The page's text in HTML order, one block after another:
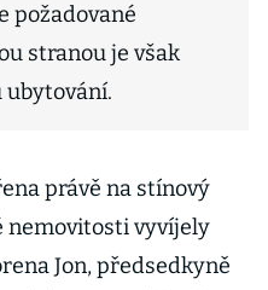
požadované
stranou je však
ubytování.
právě na stínový
nemovitosti vyvíjely
Jon, předsedkyně